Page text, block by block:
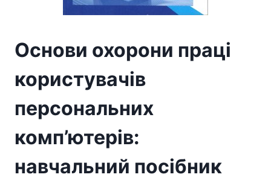
Основи охорони праці
користувачів
персональних
комп’ютерів:
навчальний посібник